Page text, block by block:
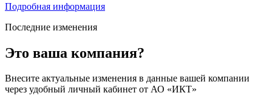
Подробная информация
Последние изменения
Это ваша компания?
Внесите актуальные изменения в данные вашей компании
через удобный личный кабинет от АО «ИКТ»